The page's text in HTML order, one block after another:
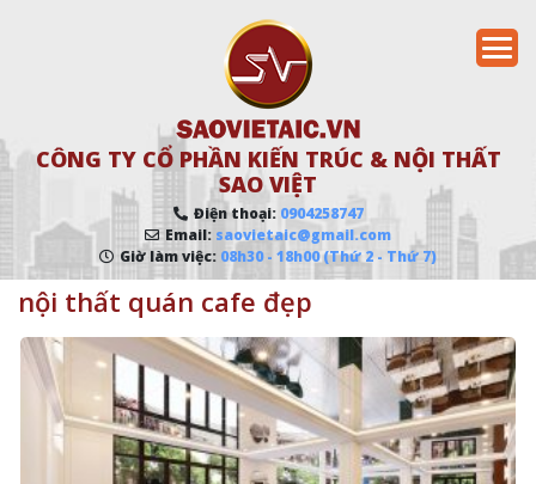
CÔNG TY CỔ PHẦN KIẾN TRÚC & NỘI THẤT
SAO VIỆT
Điện thoại: 0904258747
Email: saovietaic@gmail.com
Giờ làm việc: 08h30 - 18h00 (Thứ 2 - Thứ 7)
nội thất quán cafe đẹp